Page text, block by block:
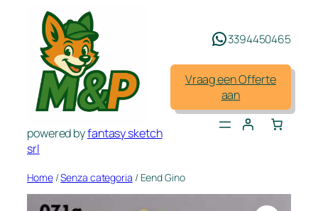
powered byfantasy sketch
srl
3394450465
Vraag een Offerte
aan
Home/Senza categoria / Eend Gino